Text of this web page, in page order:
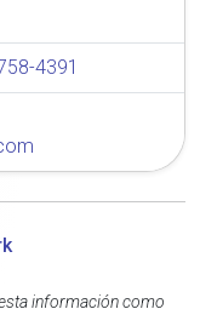
4391
información como